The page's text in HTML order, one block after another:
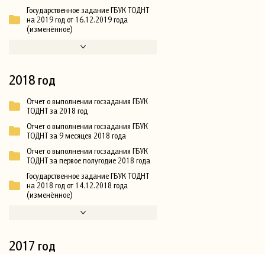
Государственное задание ГБУК ТОДНТ
на 2019 год от 16.12.2019 года
(изменённое)
2018 год
Отчет о выполнении госзадания ГБУК
ТОДНТ за 2018 год
Отчет о выполнении госзадания ГБУК
ТОДНТ за 9 месяцев 2018 года
Отчет о выполнении госзадания ГБУК
ТОДНТ за первое полугодие 2018 года
Государственное задание ГБУК ТОДНТ
на 2018 год от 14.12.2018 года
(изменённое)
2017 год